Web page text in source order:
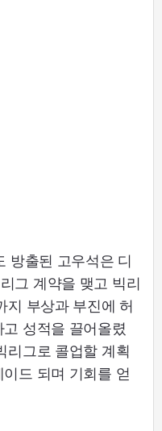
방출된 고우석은 디
그 계약을 맺고 빅리
지 부상과 부진에 허
성적을 끌어올렸
리그로 콜업할 계획
드 되며 기회를 얻